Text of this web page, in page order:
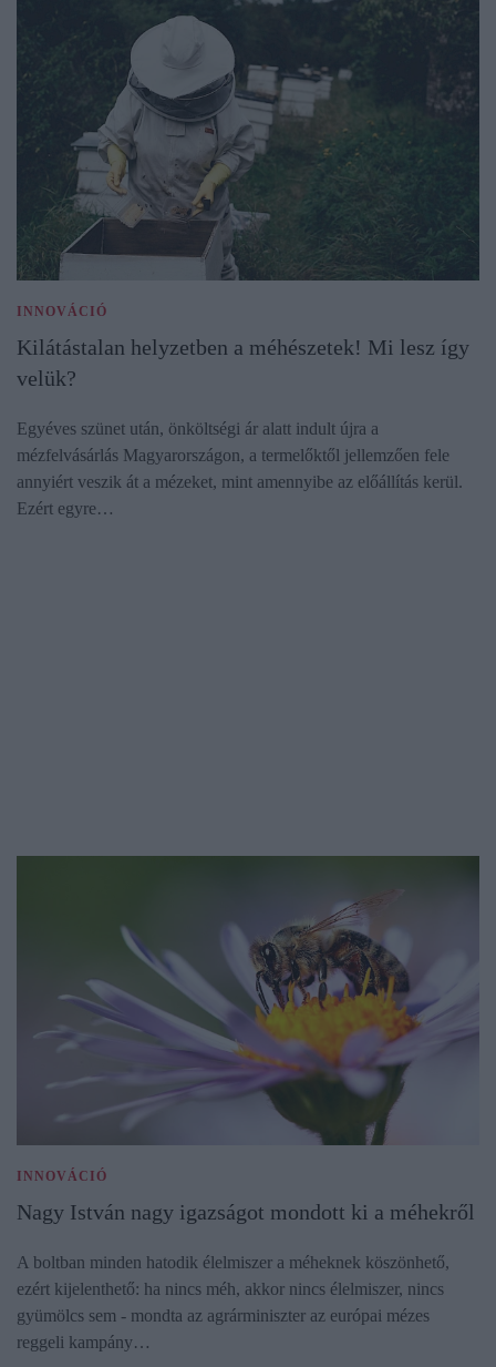
INNOVÁCIÓ
Kilátástalan helyzetben a méhészetek! Mi lesz így
velük?
Egyéves szünet után, önköltségi ár alatt indult újra a
mézfelvásárlás Magyarországon, a termelőktől jellemzően fele
annyiért veszik át a mézeket, mint amennyibe az előállítás kerül.
Ezért egyre…
INNOVÁCIÓ
Nagy István nagy igazságot mondott ki a méhekről
A boltban minden hatodik élelmiszer a méheknek köszönhető,
ezért kijelenthető: ha nincs méh, akkor nincs élelmiszer, nincs
gyümölcs sem - mondta az agrárminiszter az európai mézes
reggeli kampány…